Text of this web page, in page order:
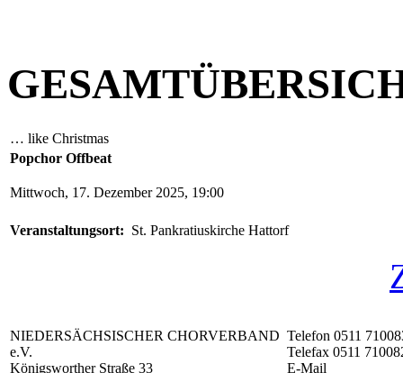
… like Christmas
Popchor Offbeat
Mittwoch, 17. Dezember 2025, 19:00
Veranstaltungsort: St. Pankratiuskirche Hattorf
NIEDERSÄCHSISCHER CHORVERBAND
e.V.
Königsworther Straße 33
Telefon 0511
Telefax 0511
E-Mail